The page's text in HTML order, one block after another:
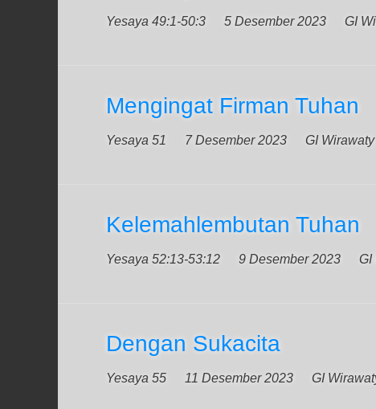
Yesaya 49:1-50:3 5 Desember 2023 GI
Mengingat Firman Tuhan
Yesaya 51 7 Desember 2023 GI
Kelemahlembutan Tuhan
Yesaya 52:13-53:12 9 Desember 2023 GI
Dengan Sukacita
Yesaya 55 11 Desember 2023 GI